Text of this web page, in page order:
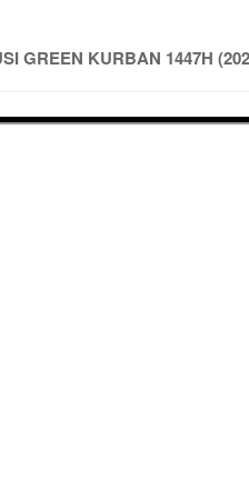
GREEN KURBAN 1447H